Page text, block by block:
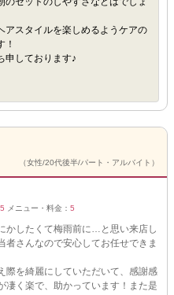
アスタイルを楽しめるようケアの
！
申しております♪
（女性/20代後半/パート・アルバイト）
5 メニュー・料金： 5
かしたくて梅雨前に…と思い来店し
者さんなので安心してお任せできま
際を綺麗にしていただいて、感謝感
凄く楽で、助かっています！また是